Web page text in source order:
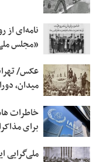
نامه‌ای
«مجلس
عکس/
میدان،
خاطرات
برای
ملی‌گرایی